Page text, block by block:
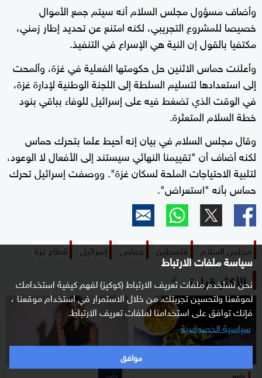
سياسة ملفات الارتباط
نحن نستخدم ملفات تعريف الارتباط (كوكيز) لفهم كيفية استخدامك
لموقعنا ولتحسين تجربتك. من خلال الاستمرار في استخدام موقعنا ،
فإنك توافق على استخدامنا لملفات تعريف الارتباط.
سياسية الخصوصية
موافق
وأضاف مسؤول مجلس السلام أنه سيتم جمع الأموال
خصيصا للمشروع التجريبي، لكنه امتنع عن تحديد إطار زمني،
مكتفيا بالقول إن النية هي الإسراع في التنفيذ.
وأعلنت حماس الاثنين حل حكومتها الفعلية في غزة، وألمحت
إلى استعدادها لتسليم السلطة إلى اللجنة الوطنية لإدارة غزة،
في الوقت الذي تضغط فيه على ​إسرائيل ‌للوفاء بباقي بنود
خطة السلام المتعثرة.
وقال مجلس السلام في بيان إنه أحيط علما بتحرك حماس
لكنه أضاف أن "تقييمنا النهائي سيستند إلى ​الأفعال لا الوعود،
لتلبية الاحتياجات الملحة لسكان غزة". ووصفت إسرائيل تحرك
حماس بأنه "استعراض".
مجلس السلام فلسطين حماس إسرائيل قطاع غزة
الأكثر قراءة
علوم خاص